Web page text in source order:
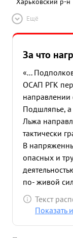
Ещё
За что
«...
ОСАП РГК
направлении
Подшляпье,
Льжа
тактически
В
опасных и
по- живой
быстрое
ГСП. 53 16 С
Текст
Показать